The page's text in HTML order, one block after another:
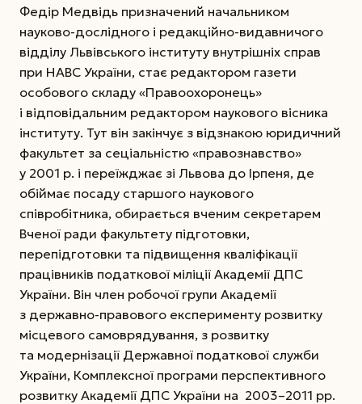
Федір Медвідь призначений начальником
науково-дослідного і редакційно-видавничого
відділу Львівського інституту внутрішніх справ
при НАВС України, стає редактором газети
особового складу «Правоохоронець»
і відповідальним редактором наукового вісника
інституту. Тут він закінчує з відзнакою юридичний
факультет за сеціальністю «правознавство»
у 2001 р. і переїжджає зі Львова до Ірпеня, де
обіймає посаду старшого наукового
співробітника, обирається вченим секретарем
Вченої ради факультету підготовки,
перепідготовки та підвищення кваліфікації
працівників податкової міліції Академії ДПС
України. Він член робочої групи Академії
з державно-правового експерименту розвитку
місцевого самоврядування, з розвитку
та модернізації Державної податкової служби
України, Комплексної програми перспективного
розвитку Академії ДПС України на 2003–2011 рр.